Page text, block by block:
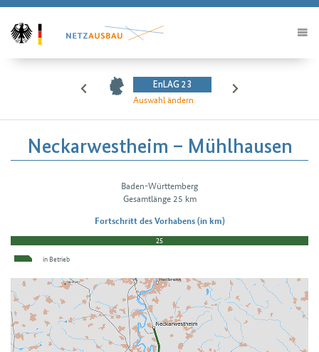
EnLAG 23
Auswahl ändern
Neckarwestheim – Mühlhausen
H2VorhabendetailsBaden-Württemberg
Gesamtlänge 25 km
Fortschritt des Vorhabens (in km)
25
in Betrieb